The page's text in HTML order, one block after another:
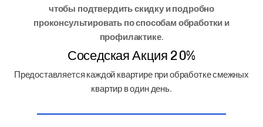
Вологда
Волоколамск
Воскресенск
Воткинск
чтобы подтвердить скидку и подробно
проконсультировать по способам обработки и
профилактике.
Соседская Акция 20%
Предоставляется каждой квартире при обработке смежных
квартир в один день.